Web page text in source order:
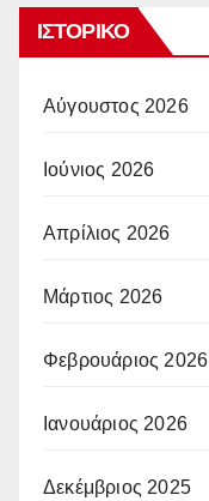
ΙΣΤΟΡΙΚΌ
Αύγουστος 2026
Ιούνιος 2026
Απρίλιος 2026
Μάρτιος 2026
Φεβρουάριος 2026
Ιανουάριος 2026
Δεκέμβριος 2025